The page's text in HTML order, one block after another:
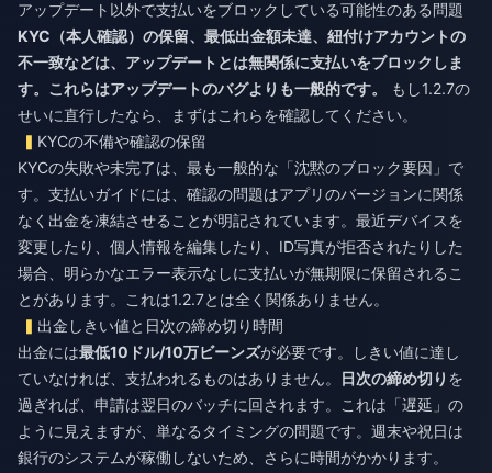
アップデート以外で支払いをブロックしている可能性のある問題
KYC（本人確認）の保留、最低出金額未達、紐付けアカウントの
不一致などは、アップデートとは無関係に支払いをブロックしま
す。これらはアップデートのバグよりも一般的です。
もし1.2.7の
せいに直行したなら、まずはこれらを確認してください。
KYCの不備や確認の保留
KYCの失敗や未完了は、最も一般的な「沈黙のブロック要因」で
す。支払いガイドには、確認の問題はアプリのバージョンに関係
なく出金を凍結させることが明記されています。最近デバイスを
変更したり、個人情報を編集したり、ID写真が拒否されたりした
場合、明らかなエラー表示なしに支払いが無期限に保留されるこ
とがあります。これは1.2.7とは全く関係ありません。
出金しきい値と日次の締め切り時間
出金には最低10ドル/10万ビーンズが必要です。しきい値に達し
ていなければ、支払われるものはありません。
日次の締め切り を
過ぎれば、申請は翌日のバッチに回されます。これは「遅延」の
ように見えますが、単なるタイミングの問題です。週末や祝日は
銀行のシステムが稼働しないため、さらに時間がかかります。